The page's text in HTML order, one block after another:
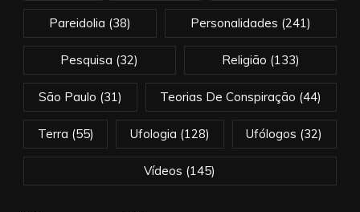
Pareidolia (38) Personalidades (241)
Pesquisa (32) Religião (133)
São Paulo (31) Teorias De Conspiração (44)
Terra (55) Ufologia (128) Ufólogos (32)
Vídeos (145)